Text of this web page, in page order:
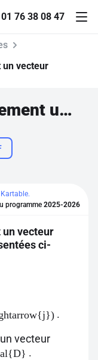
01 76 38 08 47
un vecteur
Déterminer graphiquement un vecteur directeur de droite
programme 2025-2026
vecteur
ci-
.
vecteur
.